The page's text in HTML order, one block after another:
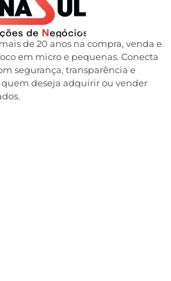
de 20 anos na compra, venda e
em micro e pequenas. Conecta
segurança, transparência e
deseja adquirir ou vender